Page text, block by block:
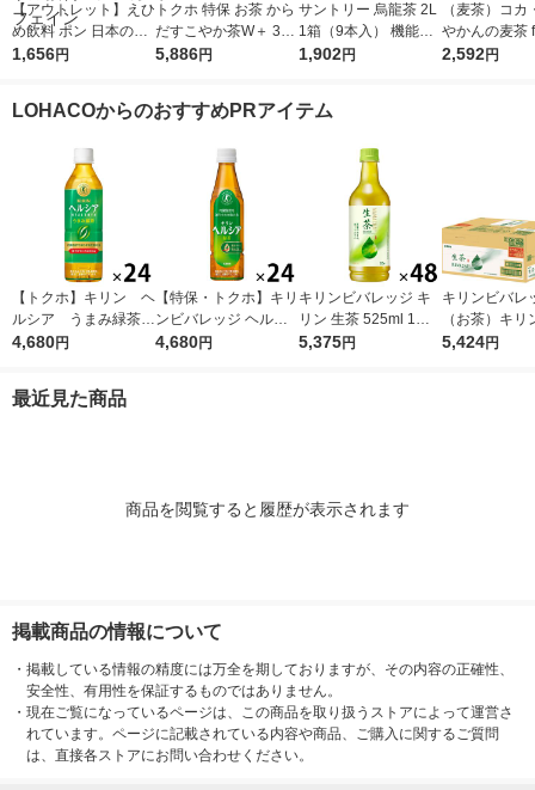
【アウトレット】えひ
め飲料 ポン 日本の麦
茶 600ml 1箱（2
ン
1,656円
トクホ 特保 お茶 から
だすこやか茶W＋ 350
ml ラベルレス 1セッ
5,886円
サントリー 烏龍茶 2L
1箱（9本入） 機能性
表示食品
1,902円
（麦茶）コカ
やかんの麦茶
健美茶 ラベ
2,592円
LOHACOからのおすすめPRアイテム
【トクホ】キリン ヘ
ルシア うまみ緑茶
５００ｍｌＰＥＴ 1箱
4,680円
【特保・トクホ】キリ
ンビバレッジ ヘルシ
ア 緑茶 350ml スリム
4,680円
キリンビバレッジ キ
リン 生茶 525ml 1セ
ット（48本） お茶 緑
5,375円
キリンビバレ
（お茶）キリ
ッジ 生茶 ラ
5,424円
最近見た商品
商品を閲覧すると履歴が表示されます
掲載商品の情報について
・ 掲載している情報の精度には万全を期しておりますが、その内容の正確性、
安全性、有用性を保証するものではありません。
・ 現在ご覧になっているページは、この商品を取り扱うストアによって運営さ
れています。ページに記載されている内容や商品、ご購入に関するご質問
は、直接各ストアにお問い合わせください。